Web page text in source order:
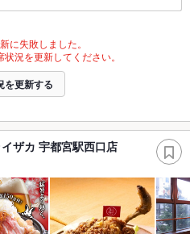
に失敗しました。
況を更新してください。
を更新する
ザカ 宇都宮駅西口店